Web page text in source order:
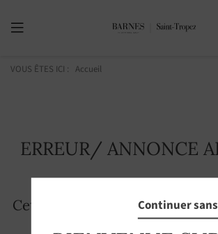
VOUS ÊTES ICI : Accueil
ERREUR/ ANNONCE
Cette page n'existe plus!
Continuer